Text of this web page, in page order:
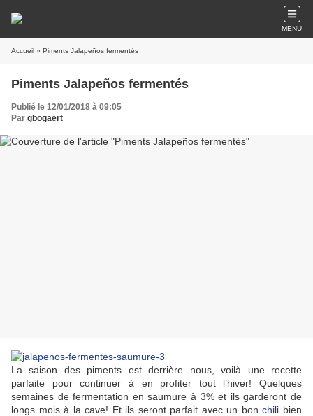
MENU
Accueil » Piments Jalapeños fermentés
Piments Jalapeños fermentés
Publié le 12/01/2018 à 09:05
Par gbogaert
La saison des piments est derrière nous, voilà une recette
parfaite pour continuer à en profiter tout l’hiver! Quelques
semaines de fermentation en saumure à 3% et ils garderont de
longs mois à la cave! Et ils seront parfait avec un bonchili bien